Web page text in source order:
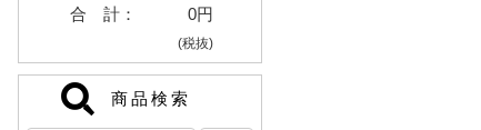
合 計：
0円
(税抜)
商品検索